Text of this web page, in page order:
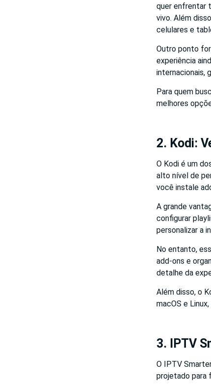
quer enfrentar
vivo. Além
celulares e
Outro ponto
experiência
internacionais,
Para quem
melhores
2. Kodi:
O Kodi é um
alto nível de
você instale
A grande
configurar
personalizar a
No entanto,
add-ons e
detalhe da
Além disso, o
macOS e
3. IPTV
O IPTV
projetado para